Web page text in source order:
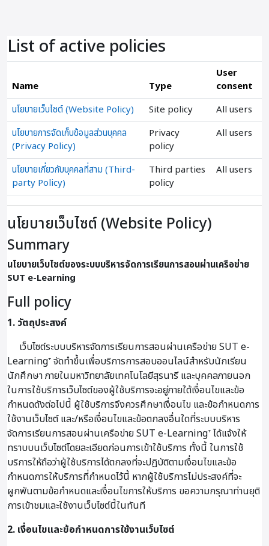
List of active policies
Name Type
User
consent
นโยบายเว็บไซต์ (Website Policy)
Site policy
All users
นโยบายการจัดเก็บข้อมูลส่วนบุคคล
(Privacy Policy)
Privacy
policy
All users
นโยบายเกี่ยวกับบุคคลที่สาม (Third-
party Policy)
Third parties
policy
All users
นโยบายเว็บไซต์ (Website Policy)
Summary
นโยบายเว็บไซต์ของระบบบริหารจัดการเรียนการสอนผ่านเครือข่าย
SUT e-Learning
Full policy
1. วัตถุประสงค์
เว็บไซต์ระบบบริหารจัดการเรียนการสอนผ่านเครือข่าย SUT e-
Learning⁺ จัดทำขึ้นเพื่อบริการการสอบออนไลน์สำหรับนักเรียน
นักศึกษา ภายในมหาวิทยาลัยเทคโนโลยีสุรนารี และบุคคลภายนอก
ในการใช้บริการเว็บไซต์ของผู้ใช้บริการจะอยู่ภายใต้เงื่อนไขและข้อ
กำหนดดังต่อไปนี้ ผู้ใช้บริการจึงควรศึกษาเงื่อนไข และข้อกำหนดการ
ใช้งานเว็บไซต์ และ/หรือเงื่อนไขและข้อตกลงอื่นใดที่ระบบบริหาร
จัดการเรียนการสอนผ่านเครือข่าย SUT e-Learning⁺ ได้แจ้งให้
ทราบบนเว็บไซต์โดยละเอียดก่อนการเข้าใช้บริการ ทั้งนี้ ในการใช้
บริการให้ถือว่าผู้ใช้บริการได้ตกลงที่จะปฏิบัติตามเงื่อนไขและข้อ
กำหนดการให้บริการที่กำหนดไว้นี้ หากผู้ใช้บริการไม่ประสงค์ที่จะ
ผูกพันตามข้อกำหนดและเงื่อนไขการให้บริการ ขอความกรุณาท่านยุติ
การเข้าชมและใช้งานเว็บไซต์นี้ในทันที
2. เงื่อนไขและข้อกำหนดการใช้งานเว็บไซต์